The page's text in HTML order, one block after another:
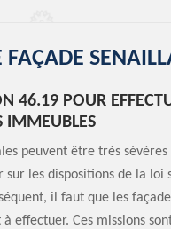
46.19 POUR
IMMEUBLES
peuvent être très
sur les dispositions de la
il faut que les
effectuer. Ces missions